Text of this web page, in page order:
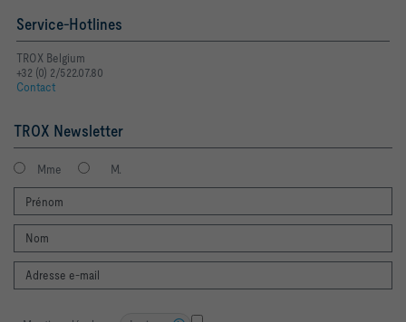
Service-Hotlines
TROX Belgium
+32 (0) 2/522.07.80
Contact
TROX Newsletter
Mme M.